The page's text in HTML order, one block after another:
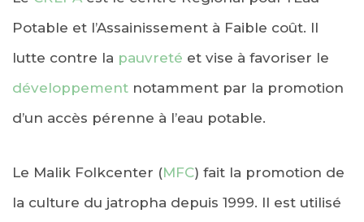
Potable et l’Assainissement à Faible coût. Il
lutte contre la pauvreté et vise à favoriser le
développement notamment par la promotion
d’un accès pérenne à l’eau potable.
Le Malik Folkcenter (MFC) fait la promotion de
la culture du jatropha depuis 1999. Il est utilisé